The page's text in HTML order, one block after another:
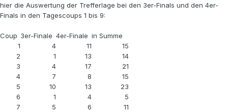
hier die Auswertung der Trefferlage bei den 3er-Finals und den 4er-
Finals in den Tagescoups 1 bis 9:
Coup 3er-Finale 4er-Finale in Summe
1
4 11
15
2
1 13
14
3
4 17
21
4
7 8
15
5
10 13
23
6
1 4
5
7
5 6
11